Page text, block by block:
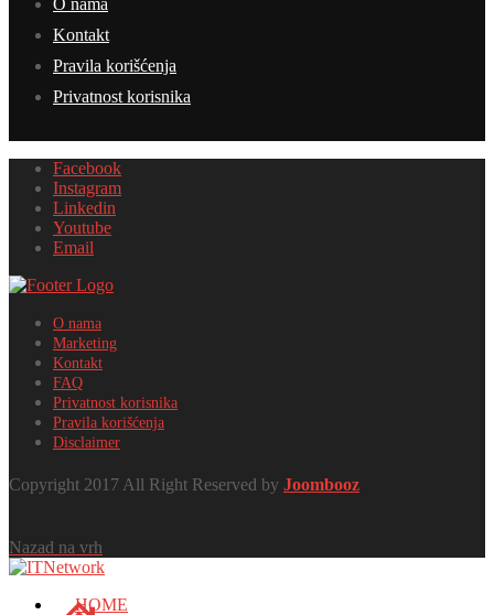
O nama
Kontakt
Pravila korišćenja
Privatnost korisnika
Facebook
Instagram
Linkedin
Youtube
Email
O nama
Marketing
Kontakt
FAQ
Privatnost korisnika
Pravila korišćenja
Disclaimer
Copyright 2017 All Right Reserved by Joombooz
Nazad na vrh
HOME